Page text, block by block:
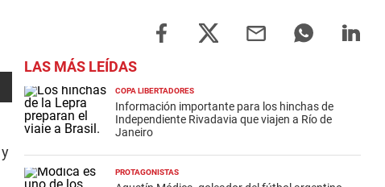
LAS MÁS LEÍDAS
COPA LIBERTADORES
Información importante para los hinchas de
Independiente Rivadavia que viajen a Río de
Janeiro
PROTAGONISTAS